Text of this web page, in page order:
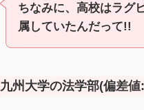
ちなみに、高校はラグ
属していたんだって!!
九州大学の法学部(偏差値